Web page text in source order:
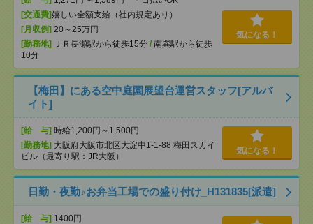
[交通費]嬉しい全額支給（社内規定あり）
[月収例] 20～25万円
[勤務地]
ＪＲ長瀬駅から徒歩15分 / 南巽駅から徒歩
10分
気になる！
【梅田】にある空中庭園展望台運営スタッフ[アルバ
イト]
[給 与] 時給1,200円～1,500円
[勤務地] 大阪府大阪市北区大淀中1-1-88 梅田スカイ
ビル（最寄り駅：JR大阪）
気になる！
日勤・夜勤♪お弁当工場での盛り付け_H131835[派遣]
[給 与] 1400円